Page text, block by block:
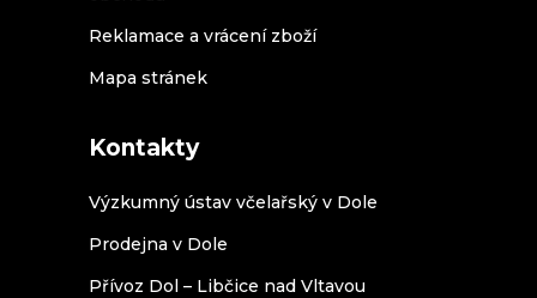
Reklamace a vrácení zboží
Mapa stránek
Kontakty
Výzkumný ústav včelařský v Dole
Prodejna v Dole
Přívoz Dol – Libčice nad Vltavou